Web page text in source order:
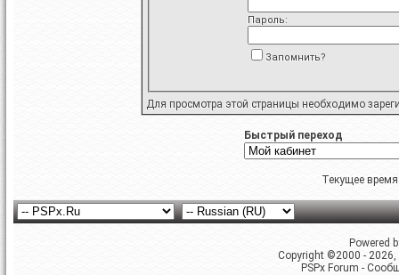
Пароль:
Запомнить?
Для просмотра этой страницы необходимо
Быстрый переход
Текущее
Powered
Copyright ©2000 -
PSPx Forum -